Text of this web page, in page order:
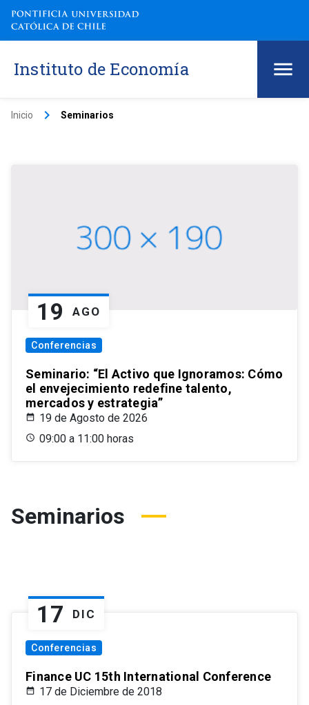
Instituto de Economía
Inicio keyboard_arrow_right Seminarios
19 AGO
Conferencias
Seminario: “El Activo que Ignoramos: Cómo
el envejecimiento redefine talento,
mercados y estrategia”
19 de Agosto de 2026
09:00 a 11:00 horas
Seminarios
17 DIC
Conferencias
Finance UC 15th International Conference
17 de Diciembre de 2018